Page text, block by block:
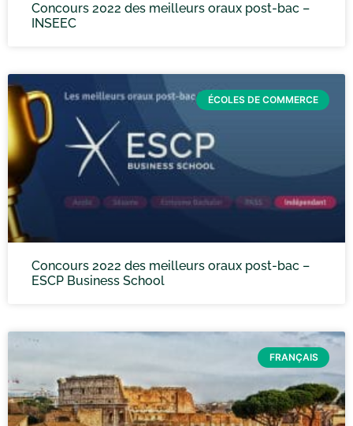
Concours 2022 des meilleurs oraux post-bac –
INSEEC
ÉCOLES DE COMMERCE
Concours 2022 des meilleurs oraux post-bac –
ESCP Business School
FRANÇAIS